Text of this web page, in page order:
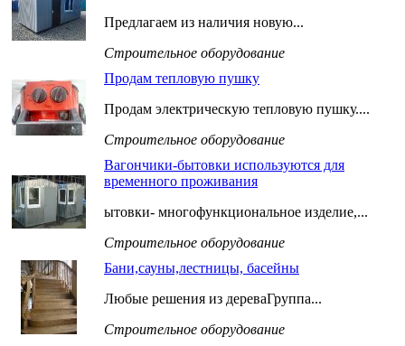
Предлагаем из наличия новую...
Строительное оборудование
Продам тепловую пушку
Продам электрическую тепловую пушку....
Строительное оборудование
Вагончики-бытовки используются для
временного проживания
ытовки- многофункциональное изделие,...
Строительное оборудование
Бани,сауны,лестницы, басейны
Любые решения из дереваГруппа...
Строительное оборудование